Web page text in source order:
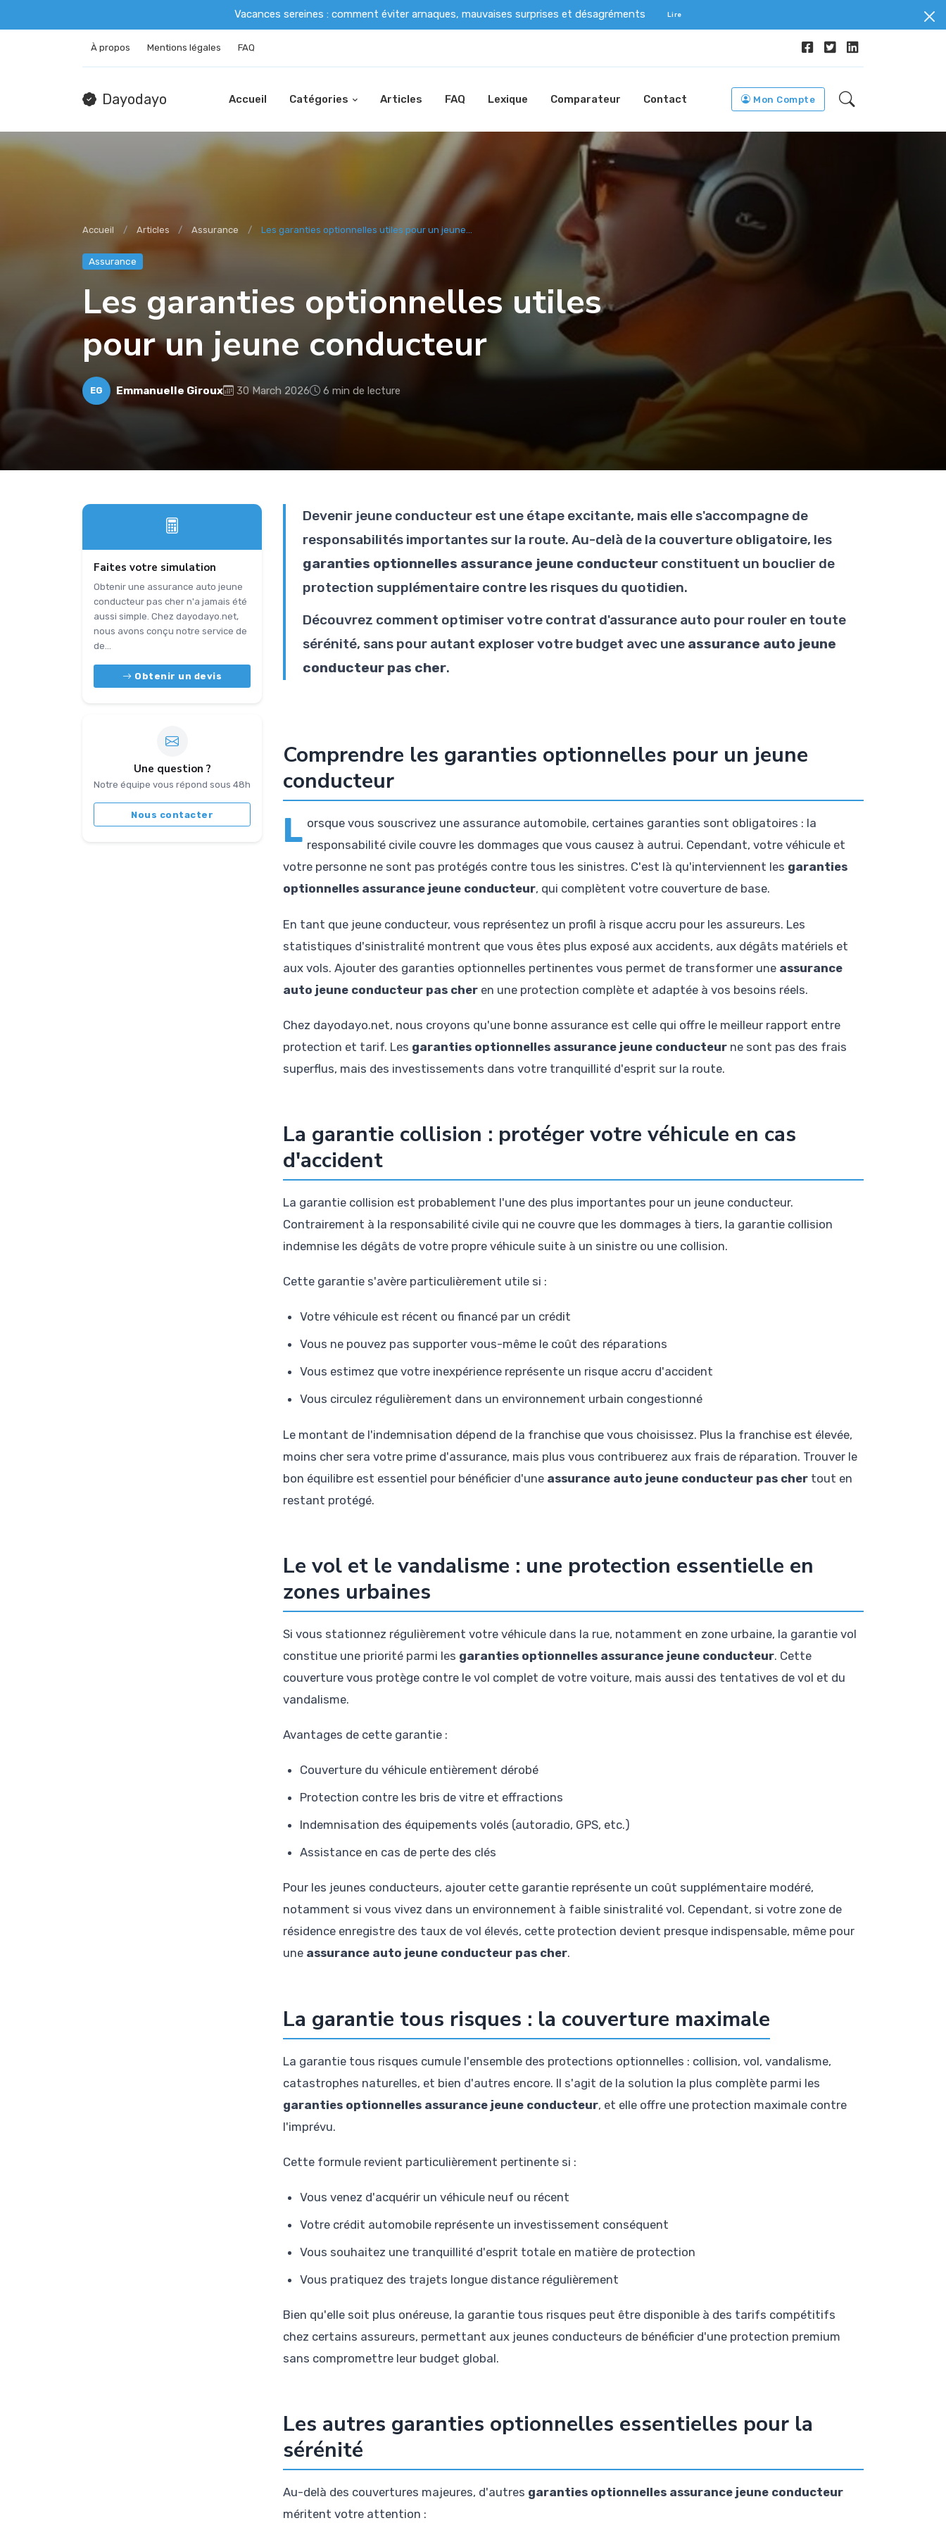
Vacances sereines : comment éviter arnaques, mauvaises surprises et désagréments Lire
À propos Mentions légales FAQ
Dayodayo Accueil Catégories Articles FAQ Lexique Comparateur Contact Mon Compte
Accueil Articles Assurance Les garanties optionnelles utiles pour un jeune...
Assurance
Les garanties optionnelles utiles
pour un jeune conducteur
EG Emmanuelle Giroux 30 March 2026 6 min de lecture
Faites votre simulation
Obtenir une assurance auto jeune
conducteur pas cher n'a jamais été
aussi simple. Chez dayodayo.net,
nous avons conçu notre service de
de...
Obtenir un devis
Une question ?
Notre équipe vous répond sous 48h
Nous contacter
Devenir jeune conducteur est une étape excitante, mais elle s'accompagne de
responsabilités importantes sur la route. Au-delà de la couverture obligatoire, les
garanties optionnelles assurance jeune conducteur constituent un bouclier de
protection supplémentaire contre les risques du quotidien.
Découvrez comment optimiser votre contrat d'assurance auto pour rouler en toute
sérénité, sans pour autant exploser votre budget avec une assurance auto jeune
conducteur pas cher.
Comprendre les garanties optionnelles pour un jeune
conducteur
L orsque vous souscrivez une assurance automobile, certaines garanties sont obligatoires : la
responsabilité civile couvre les dommages que vous causez à autrui. Cependant, votre véhicule et
votre personne ne sont pas protégés contre tous les sinistres. C'est là qu'interviennent les garanties
optionnelles assurance jeune conducteur, qui complètent votre couverture de base.
En tant que jeune conducteur, vous représentez un profil à risque accru pour les assureurs. Les
statistiques d'sinistralité montrent que vous êtes plus exposé aux accidents, aux dégâts matériels et
aux vols. Ajouter des garanties optionnelles pertinentes vous permet de transformer une assurance
auto jeune conducteur pas cher en une protection complète et adaptée à vos besoins réels.
Chez dayodayo.net, nous croyons qu'une bonne assurance est celle qui offre le meilleur rapport entre
protection et tarif. Les garanties optionnelles assurance jeune conducteur ne sont pas des frais
superflus, mais des investissements dans votre tranquillité d'esprit sur la route.
La garantie collision : protéger votre véhicule en cas
d'accident
La garantie collision est probablement l'une des plus importantes pour un jeune conducteur.
Contrairement à la responsabilité civile qui ne couvre que les dommages à tiers, la garantie collision
indemnise les dégâts de votre propre véhicule suite à un sinistre ou une collision.
Cette garantie s'avère particulièrement utile si :
Votre véhicule est récent ou financé par un crédit
Vous ne pouvez pas supporter vous-même le coût des réparations
Vous estimez que votre inexpérience représente un risque accru d'accident
Vous circulez régulièrement dans un environnement urbain congestionné
Le montant de l'indemnisation dépend de la franchise que vous choisissez. Plus la franchise est élevée,
moins cher sera votre prime d'assurance, mais plus vous contribuerez aux frais de réparation. Trouver le
bon équilibre est essentiel pour bénéficier d'une assurance auto jeune conducteur pas cher tout en
restant protégé.
Le vol et le vandalisme : une protection essentielle en
zones urbaines
Si vous stationnez régulièrement votre véhicule dans la rue, notamment en zone urbaine, la garantie vol
constitue une priorité parmi les garanties optionnelles assurance jeune conducteur. Cette
couverture vous protège contre le vol complet de votre voiture, mais aussi des tentatives de vol et du
vandalisme.
Avantages de cette garantie :
Couverture du véhicule entièrement dérobé
Protection contre les bris de vitre et effractions
Indemnisation des équipements volés (autoradio, GPS, etc.)
Assistance en cas de perte des clés
Pour les jeunes conducteurs, ajouter cette garantie représente un coût supplémentaire modéré,
notamment si vous vivez dans un environnement à faible sinistralité vol. Cependant, si votre zone de
résidence enregistre des taux de vol élevés, cette protection devient presque indispensable, même pour
une assurance auto jeune conducteur pas cher.
La garantie tous risques : la couverture maximale
La garantie tous risques cumule l'ensemble des protections optionnelles : collision, vol, vandalisme,
catastrophes naturelles, et bien d'autres encore. Il s'agit de la solution la plus complète parmi les
garanties optionnelles assurance jeune conducteur, et elle offre une protection maximale contre
l'imprévu.
Cette formule revient particulièrement pertinente si :
Vous venez d'acquérir un véhicule neuf ou récent
Votre crédit automobile représente un investissement conséquent
Vous souhaitez une tranquillité d'esprit totale en matière de protection
Vous pratiquez des trajets longue distance régulièrement
Bien qu'elle soit plus onéreuse, la garantie tous risques peut être disponible à des tarifs compétitifs
chez certains assureurs, permettant aux jeunes conducteurs de bénéficier d'une protection premium
sans compromettre leur budget global.
Les autres garanties optionnelles essentielles pour la
sérénité
Au-delà des couvertures majeures, d'autres garanties optionnelles assurance jeune conducteur
méritent votre attention :